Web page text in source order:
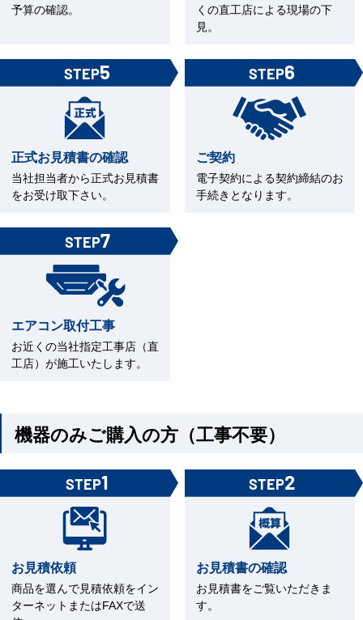
予算の確認。
くの直工店による現場の下
見。
STEP5
正式お見積書の確認
当社担当者から正式お見積書
をお受け取下さい。
STEP6
ご契約
電子契約による契約締結のお
手続きとなります。
STEP7
エアコン取付工事
お近くの当社指定工事店（直
工店）が施工いたします。
機器のみご購入の方（工事不要）
STEP1
お見積依頼
商品を選んで見積依頼をイン
ターネットまたはFAXで送
STEP2
お見積書の確認
お見積書をご覧いただきま
す。